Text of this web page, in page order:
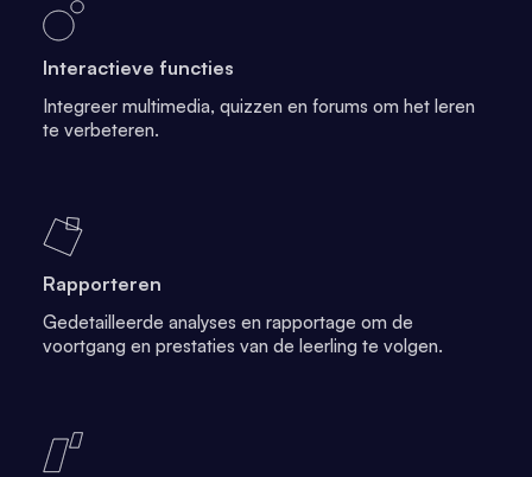
Interactieve functies
Integreer multimedia, quizzen en forums om het leren
te verbeteren.
Rapporteren
Gedetailleerde analyses en rapportage om de
voortgang en prestaties van de leerling te volgen.